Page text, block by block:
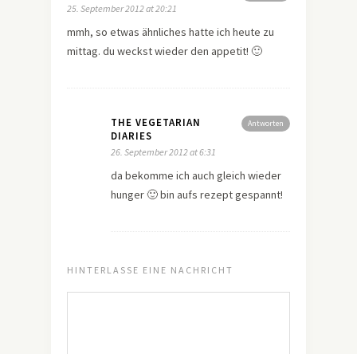
25. September 2012 at 20:21
mmh, so etwas ähnliches hatte ich heute zu
mittag. du weckst wieder den appetit! 🙂
Antworten
THE VEGETARIAN
DIARIES
26. September 2012 at 6:31
da bekomme ich auch gleich wieder
hunger 🙂 bin aufs rezept gespannt!
HINTERLASSE EINE NACHRICHT